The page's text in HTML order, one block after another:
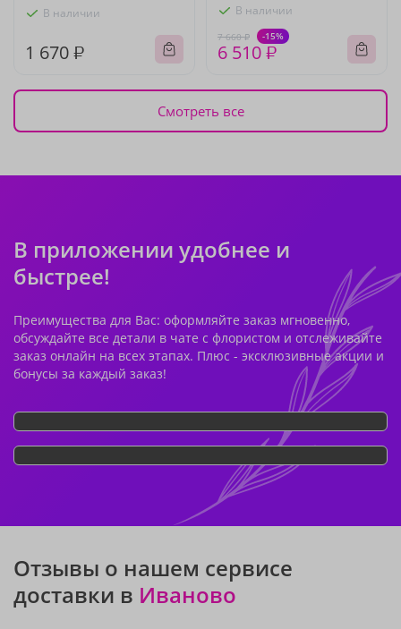
В наличии
1 670 ₽
В наличии
7 660 ₽ -15%
6 510 ₽
Смотреть все
В приложении удобнее и
быстрее!
Преимущества для Вас: оформляйте заказ мгновенно,
обсуждайте все детали в чате с флористом и отслеживайте
заказ онлайн на всех этапах. Плюс - эксклюзивные акции и
бонусы за каждый заказ!
Отзывы о нашем сервисе
доставки в Иваново